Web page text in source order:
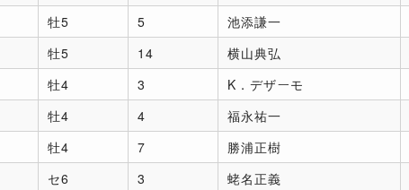
牡5 5 池添謙一
牡5 14 横山典弘
牡4 3 K．デザーモ
牡4 4 福永祐一
牡4 7 勝浦正樹
セ6 3 蛯名正義